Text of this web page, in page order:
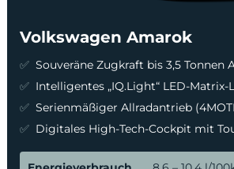
Volkswagen Amarok
Souveräne Zugkraft bis 3,5 Tonnen
Intelligentes „IQ.Light“ LED-
Serienmäßiger Allradantrieb
Digitales High-Tech-Cockpit mit